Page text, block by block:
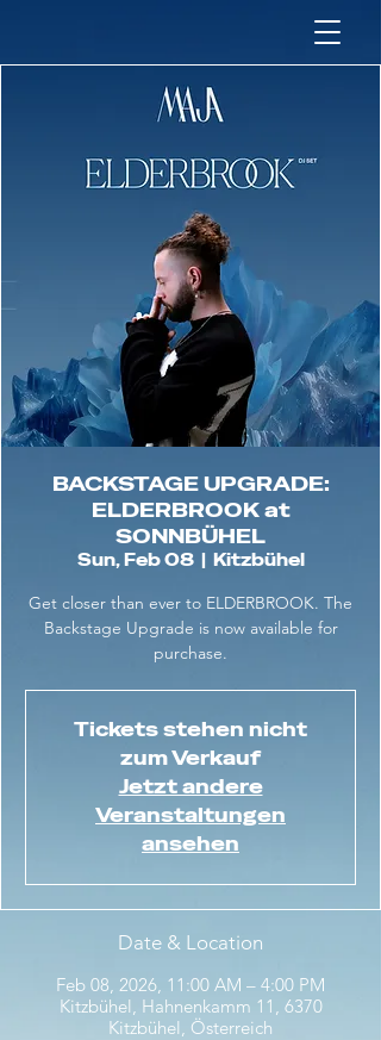
BACKSTAGE UPGRADE:
ELDERBROOK at
SONNBÜHEL
Sun, Feb 08
  |
Kitzbühel
Get closer than ever to ELDERBROOK. The
Backstage Upgrade is now available for
purchase.
Tickets stehen nicht
zum Verkauf
Jetzt andere
Veranstaltungen
ansehen
Date & Location
Feb 08, 2026, 11:00 AM – 4:00 PM
Kitzbühel, Hahnenkamm 11, 6370
Kitzbühel, Österreich